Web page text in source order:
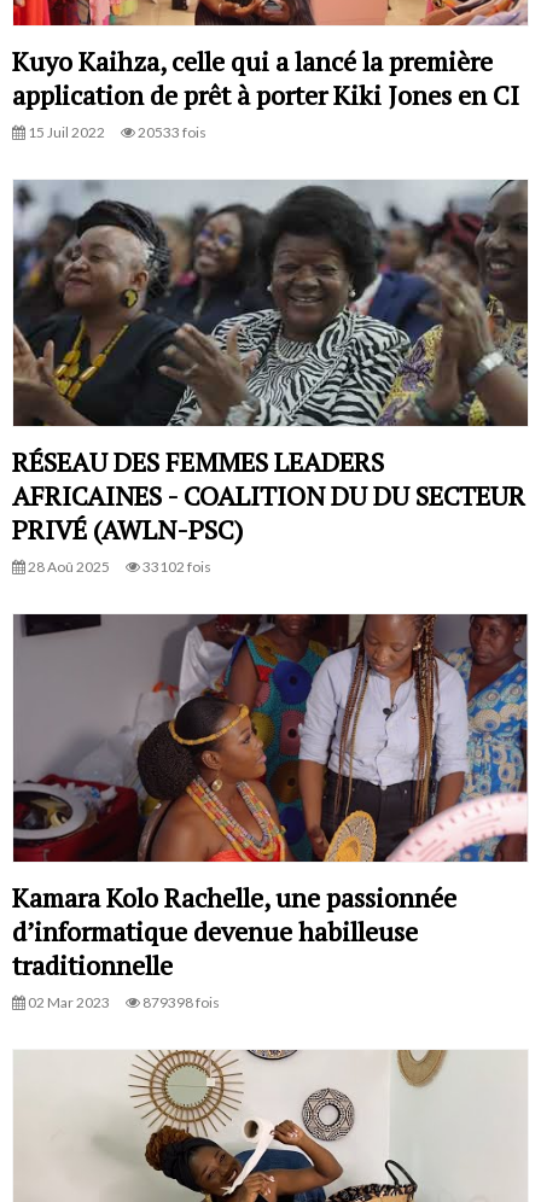
Kuyo Kaihza, celle qui a lancé la première
application de prêt à porter Kiki Jones en CI
15 Juil 2022 20533 fois
RÉSEAU DES FEMMES LEADERS
AFRICAINES - COALITION DU DU SECTEUR
PRIVÉ (AWLN-PSC)
28 Aoû 2025 33102 fois
Kamara Kolo Rachelle, une passionnée
d’informatique devenue habilleuse
traditionnelle
02 Mar 2023 879398 fois